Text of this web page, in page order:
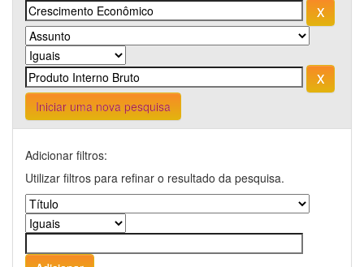
Iniciar uma nova pesquisa
Adicionar filtros:
Utilizar filtros para refinar o resultado da pesquisa.